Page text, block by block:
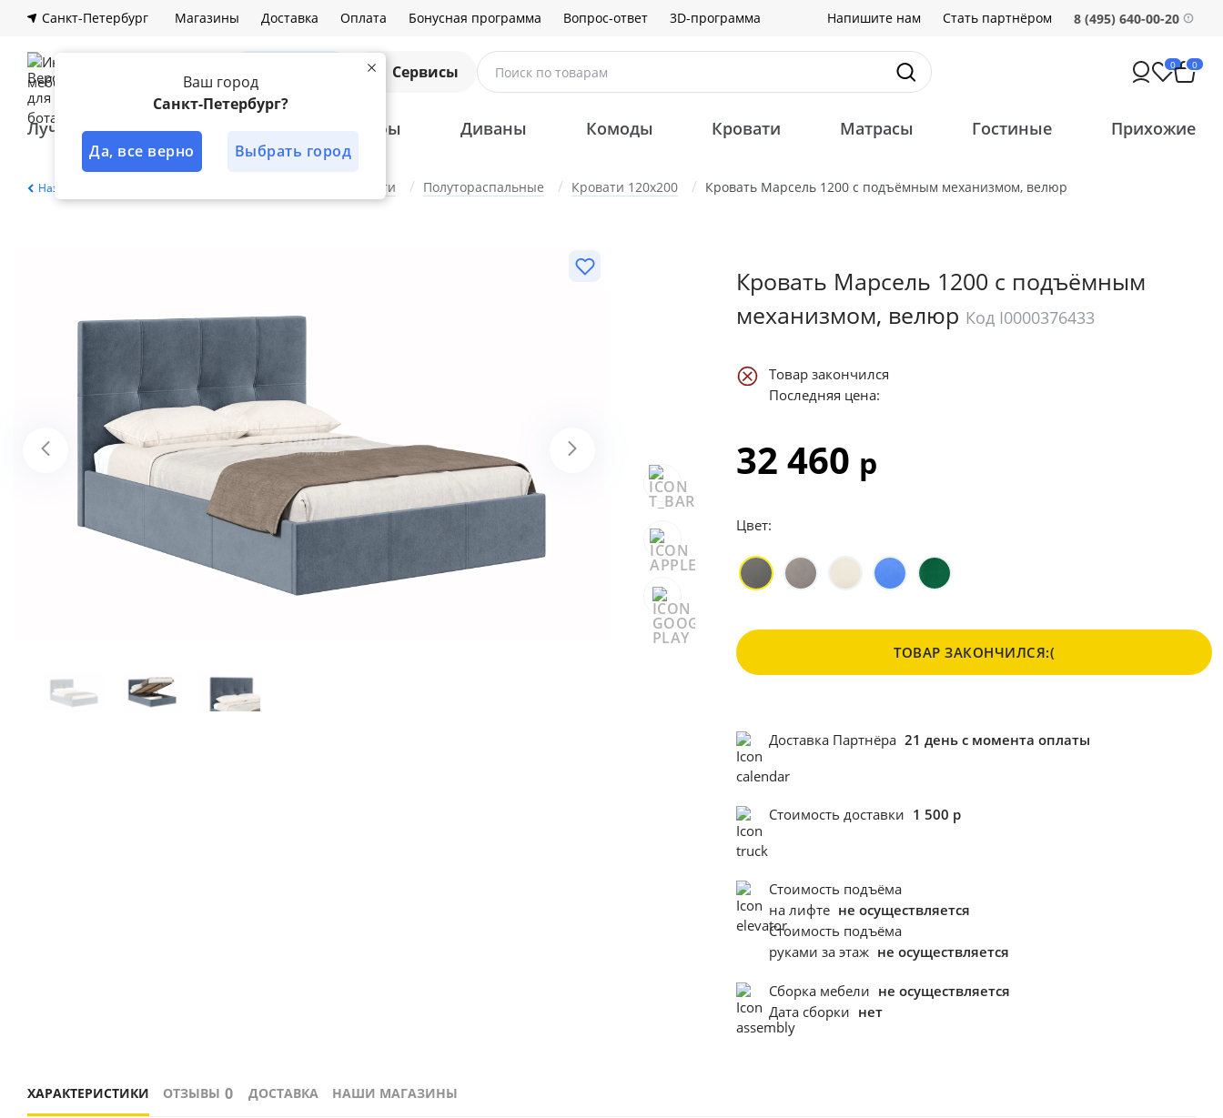
Ваш город
Санкт-Петербург?
Да, все верно Выбрать город
Санкт-Петербург Магазины Доставка Оплата Бонусная программа Вопрос-ответ 3D-программа Напишите нам Стать партнёром 8 (495) 640-00-20
Сервисы Поиск по товарам 0 0
Лучшее решение Шкафы Диваны Комоды Кровати Матрасы Гостиные Прихожие
Назад Кровати Полутораспальные Кровати 120х200 Кровать Марсель 1200 с подъёмным механизмом, велюр
Кровать Марсель 1200 с подъёмным
механизмом, велюр Код I0000376433
Товар закончился
Последняя цена:
32 460 р
Цвет:
ТОВАР ЗАКОНЧИЛСЯ:(
Доставка Партнёра 21 день с момента оплаты
Стоимость доставки 1 500 р
Стоимость подъёма
на лифте не осуществляется
Стоимость подъёма
руками за этаж не осуществляется
Сборка мебели не осуществляется
Дата сборки нет
ХАРАКТЕРИСТИКИ ОТЗЫВЫ 0 ДОСТАВКА НАШИ МАГАЗИНЫ